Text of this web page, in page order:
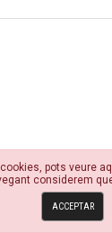
Avisos Legals
pots veure
considerem
ACCEPTAR